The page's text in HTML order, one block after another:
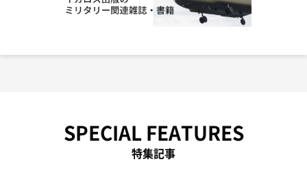
SPECIAL FEATURES
特集記事